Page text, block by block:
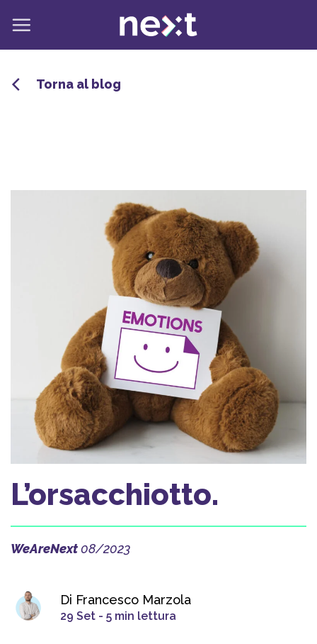
contenuti
Torna al blog
L’orsacchiotto.
WeAreNext08/2023
Di Francesco Marzola
29 Set - 5 min lettura